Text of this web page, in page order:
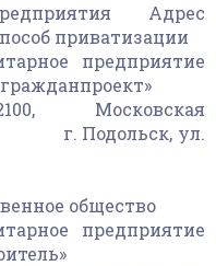
Адрес
приватизации
предприятие
ул.
общество
предприятие